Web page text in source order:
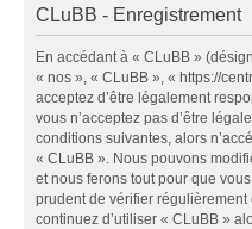
CLuBB - Enregistrement
En accédant à « CLuBB »
« nos », « CLuBB », « https://
acceptez d’être légalement
vous n’acceptez pas d’être
conditions suivantes, alors
« CLuBB ». Nous pouvons
et nous ferons tout pour que
prudent de vérifier
continuez d’utiliser « CLuBB »